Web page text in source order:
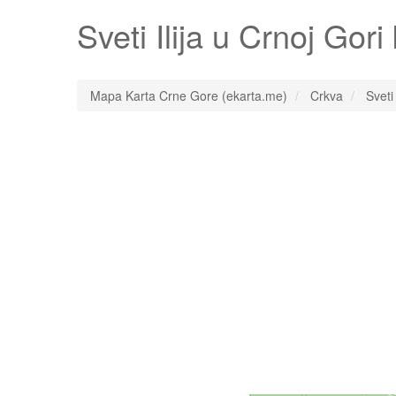
Sveti Ilija u Crnoj
Mapa Karta Crne Gore (ekarta.me) Crkva